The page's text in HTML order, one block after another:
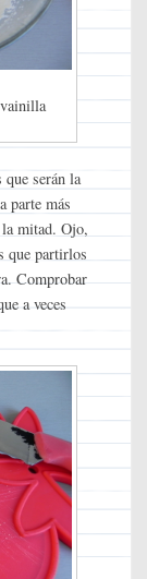
serán la
parte más
mitad. Ojo,
que partirlos
Comprobar
a veces